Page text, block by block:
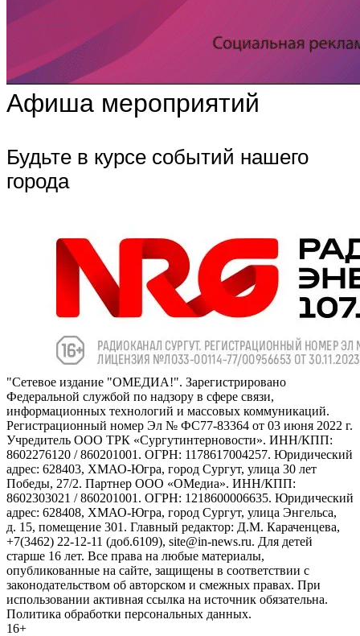
Афиша мероприятий
Будьте в курсе событий нашего
города
"Сетевое издание "ОМЕДИА!". Зарегистрировано
Федеральной службой по надзору в сфере связи,
информационных технологий и массовых коммуникаций.
Регистрационный номер Эл № ФС77-83364 от 03 июня 2022 г.
Учредитель ООО ТРК «Сургутинтерновости». ИНН/КПП:
8602276120 / 860201001. ОГРН: 1178617004257. Юридический
адрес: 628403, ХМАО-Югра, город Сургут, улица 30 лет
Победы, 27/2. Партнер ООО «ОМедиа». ИНН/КПП:
8602303021 / 860201001. ОГРН: 1218600006635. Юридический
адрес: 628408, ХМАО-Югра, город Сургут, улица Энгельса,
д. 15, помещение 301. Главный редактор: Д.М. Караченцева,
+7(3462) 22-12-11 (доб.6109), site@in-news.ru. Для детей
старше 16 лет. Все права на любые материалы,
опубликованные на сайте, защищены в соответствии с
законодательством об авторском и смежных правах. При
использовании активная ссылка на источник обязательна.
Политика обработки персональных данных.
16+